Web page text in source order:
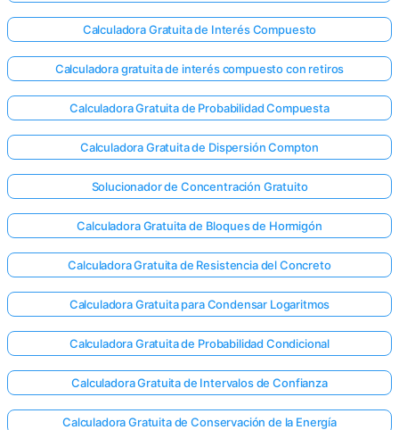
Calculadora Gratuita de Interés Compuesto
Calculadora gratuita de interés compuesto con retiros
Calculadora Gratuita de Probabilidad Compuesta
Calculadora Gratuita de Dispersión Compton
Solucionador de Concentración Gratuito
Calculadora Gratuita de Bloques de Hormigón
Calculadora Gratuita de Resistencia del Concreto
Calculadora Gratuita para Condensar Logaritmos
Calculadora Gratuita de Probabilidad Condicional
Calculadora Gratuita de Intervalos de Confianza
Calculadora Gratuita de Conservación de la Energía